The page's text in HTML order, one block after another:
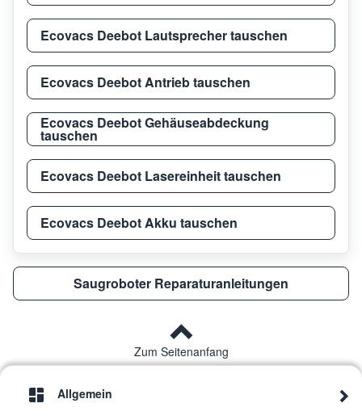
Ecovacs Deebot Lautsprecher tauschen
Ecovacs Deebot Antrieb tauschen
Ecovacs Deebot Gehäuseabdeckung
tauschen
Ecovacs Deebot Lasereinheit tauschen
Ecovacs Deebot Akku tauschen
Saugroboter Reparaturanleitungen
Zum Seitenanfang
Allgemein